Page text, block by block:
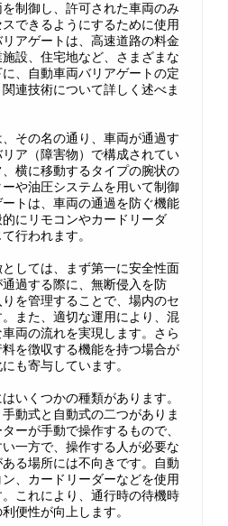
制御し、許可された車両のみ
できるようにするために使用
アゲートは、高速道路の料金
設、住宅地など、さまざまな
、自動車両バリアゲートの定
連技術について詳しく述べま
その名の通り、車両が通過す
ア（障害物）で構成されてい
横に移動するタイプの腕状の
や油圧システムを用いて制御
トは、車両の通過を防ぐ機能
にリモコンやカードリーダ
行われます。
しては、まず第一に安全性面
過する際に、無断侵入を防
を管理することで、場内のセ
また、適切な運用により、混
両の流れを実現します。さら
を徴収する機能を持つ場合が
も寄与しています。
いくつかの種類があります。
動式と自動式の二つがありま
ーが手動で操作するもので、
一方で、操作する人が必要な
る場所には不向きです。自動
、カードリーダーなどを使用
これにより、通行時の待機時
便性が向上します。